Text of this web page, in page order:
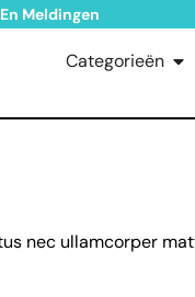
Meldingen
Categorieën
nec ullamcorper